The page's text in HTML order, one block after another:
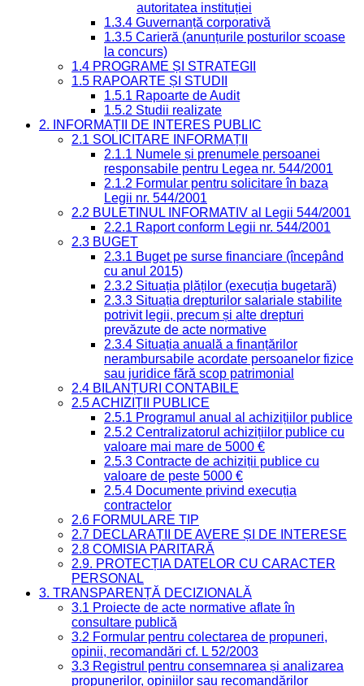
autoritatea instituției
1.3.4 Guvernanță corporativă
1.3.5 Carieră (anunțurile posturilor scoase
la concurs)
1.4 PROGRAME ȘI STRATEGII
1.5 RAPOARTE ȘI STUDII
1.5.1 Rapoarte de Audit
1.5.2 Studii realizate
2. INFORMAȚII DE INTERES PUBLIC
2.1 SOLICITARE INFORMAȚII
2.1.1 Numele și prenumele persoanei
responsabile pentru Legea nr. 544/2001
2.1.2 Formular pentru solicitare în baza
Legii nr. 544/2001
2.2 BULETINUL INFORMATIV al Legii 544/2001
2.2.1 Raport conform Legii nr. 544/2001
2.3 BUGET
2.3.1 Buget pe surse financiare (începând
cu anul 2015)
2.3.2 Situația plăților (execuția bugetară)
2.3.3 Situația drepturilor salariale stabilite
potrivit legii, precum și alte drepturi
prevăzute de acte normative
2.3.4 Situația anuală a finanțărilor
nerambursabile acordate persoanelor fizice
sau juridice fără scop patrimonial
2.4 BILANȚURI CONTABILE
2.5 ACHIZIȚII PUBLICE
2.5.1 Programul anual al achizițiilor publice
2.5.2 Centralizatorul achizițiilor publice cu
valoare mai mare de 5000 €
2.5.3 Contracte de achiziții publice cu
valoare de peste 5000 €
2.5.4 Documente privind execuția
contractelor
2.6 FORMULARE TIP
2.7 DECLARAȚII DE AVERE ȘI DE INTERESE
2.8 COMISIA PARITARĂ
2.9. PROTECȚIA DATELOR CU CARACTER
PERSONAL
3. TRANSPARENȚĂ DECIZIONALĂ
3.1 Proiecte de acte normative aflate în
consultare publică
3.2 Formular pentru colectarea de propuneri,
opinii, recomandări cf. L 52/2003
3.3 Registrul pentru consemnarea și analizarea
propunerilor, opiniilor sau recomandărilor